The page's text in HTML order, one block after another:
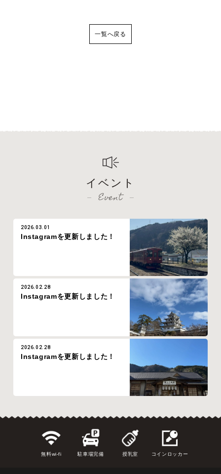
一覧へ戻る
イベント
Event
2026.03.01
Instagramを更新しました！
2026.02.28
Instagramを更新しました！
2026.02.28
Instagramを更新しました！
無料wi-fi 駐車場完備 授乳室 コインロッカー